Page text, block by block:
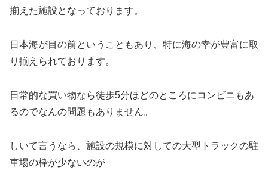
揃えた施設となっております。
日本海が目の前ということもあり、特に海の幸が豊富に取
り揃えられております。
日常的な買い物なら徒歩5分ほどのところにコンビニもあ
るのでなんの問題もありません。
しいて言うなら、施設の規模に対しての大型トラックの駐
車場の枠が少ないのが